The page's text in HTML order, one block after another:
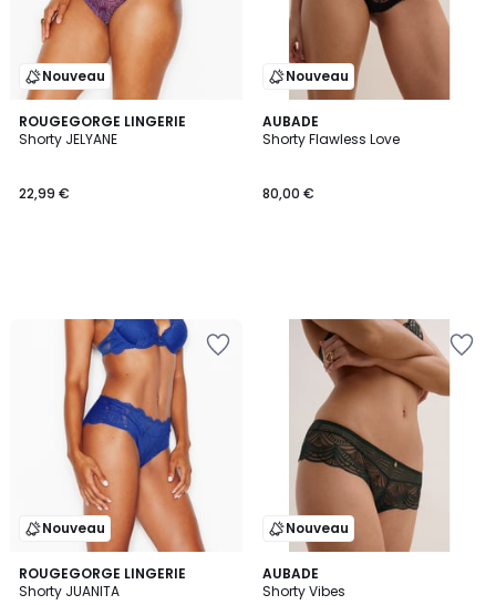
Nouveau
ROUGEGORGE LINGERIE
Shorty JELYANE
22,99 €
Nouveau
AUBADE
Shorty Flawless Love
80,00 €
Nouveau
ROUGEGORGE LINGERIE
Shorty JUANITA
Nouveau
AUBADE
Shorty Vibes